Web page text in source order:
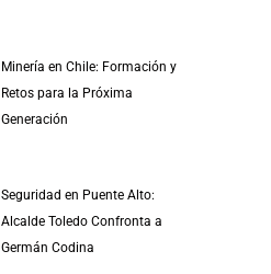
Minería en Chile: Formación y
Retos para la Próxima
Generación
Seguridad en Puente Alto:
Alcalde Toledo Confronta a
Germán Codina